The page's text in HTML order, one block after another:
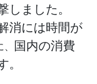
ました。
消には時間が
国内の消費